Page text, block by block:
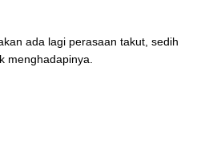
ada lagi perasaan takut, sedih
menghadapinya.